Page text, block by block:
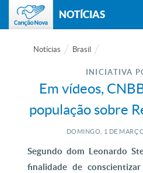
NOTÍCIAS
Notícias Brasil
INICIATIVA
Em vídeos,
população sobre
DOMINGO, 1 DE
Segundo dom Leonardo
finalidade de